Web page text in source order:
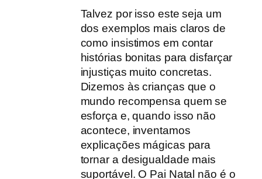
Talvez por isso este seja um
dos exemplos mais claros de
como insistimos em contar
histórias bonitas para disfarçar
injustiças muito concretas.
Dizemos às crianças que o
mundo recompensa quem se
esforça e, quando isso não
acontece, inventamos
explicações mágicas para
tornar a desigualdade mais
suportável. O Pai Natal não é o